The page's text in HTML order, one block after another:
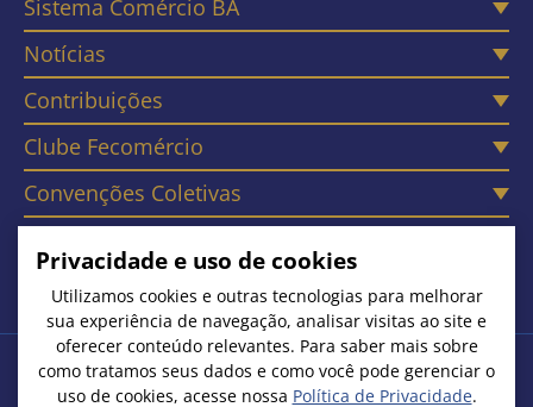
Sistema Comércio BA
Notícias
Contribuições
Clube Fecomércio
Convenções Coletivas
Contato
Copyright © 2026. Todos os Direitos Reservados
Federação do Comércio de Bens, Serviços e Turismo do Estado
Privacidade e uso de cookies
Utilizamos cookies e outras tecnologias para melhorar
sua experiência de navegação, analisar visitas ao site e
oferecer conteúdo relevantes. Para saber mais sobre
como tratamos seus dados e como você pode gerenciar o
uso de cookies, acesse nossa Política de Privacidade.